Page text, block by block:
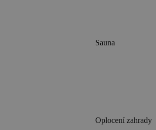
Sauna
Oplocení zahrady